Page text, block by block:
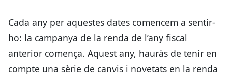
Cada any per aquestes dates comencem a sentir-
ho: la campanya de la renda de l’any fiscal
anterior comença. Aquest any, hauràs de tenir en
compte una sèrie de canvis i novetats en la renda